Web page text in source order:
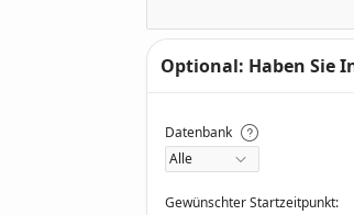
Optional: Haben Sie
Datenbank
Gewünschter Startzeitpunkt: